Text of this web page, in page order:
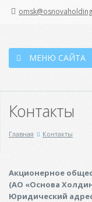
МЕНЮ САЙТА
Контакты
Главная Контакты
Акционерное
(АО «Основа
Юридический